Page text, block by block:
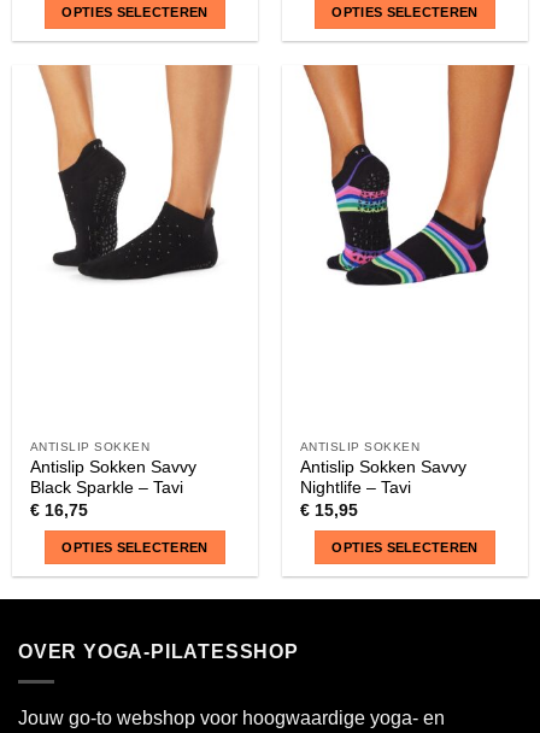
OPTIES SELECTEREN
product
heeft
meerdere
variaties.
Deze
optie
gekozen
worden
OPTIES SELECTEREN
product
heeft
meerdere
variaties.
Deze
optie
gekozen
worden
ANTISLIP SOKKEN
Antislip Sokken Savvy
Black Sparkle – Tavi
€16,75
OPTIES SELECTEREN
meerdere
variaties.
Deze
ANTISLIP SOKKEN
Antislip Sokken Savvy
Nightlife – Tavi
€15,95
OPTIES SELECTEREN
Deze
OVER YOGA-PILATESSHOP
Jouw go-to webshop voor hoogwaardige yoga- en